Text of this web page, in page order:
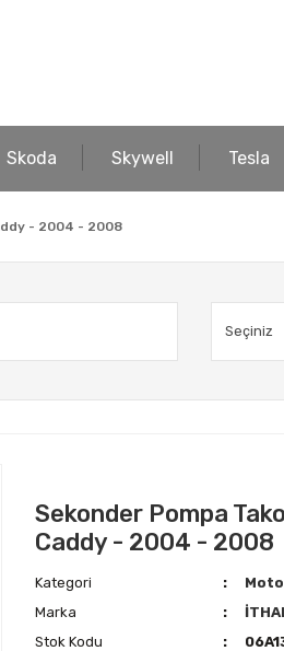
Skoda Skywell Tesla
- 2004 - 2008
Sekonder Pompa
Caddy - 2004 - 2008
Kategori
Marka
Stok Kodu